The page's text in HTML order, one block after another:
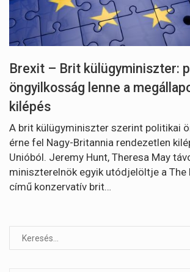
Brexit – Brit külügyminiszter:
öngyilkosság lenne a
kilépés
A brit külügyminiszter szerint politikai
érne fel Nagy-Britannia rendezetlen
Unióból. Jeremy Hunt, Theresa May
miniszterelnök egyik utódjelöltje a The
című konzervatív brit…